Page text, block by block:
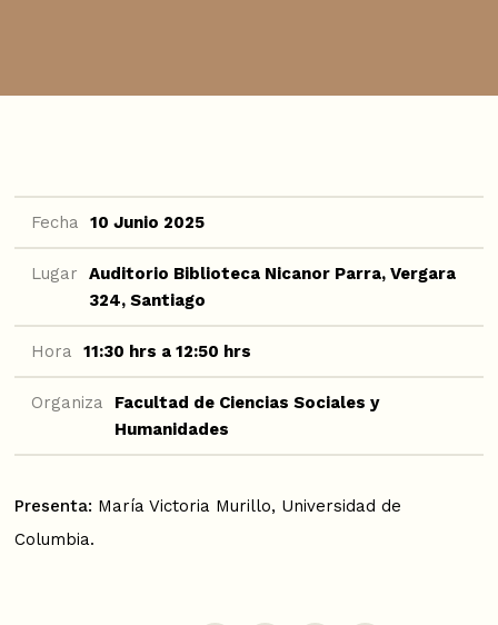
Fecha 10 Junio 2025
Lugar
Auditorio Biblioteca Nicanor Parra, Vergara
324, Santiago
Hora 11:30 hrs a 12:50 hrs
Organiza
Facultad de Ciencias Sociales y
Humanidades
Presenta: María Victoria Murillo, Universidad de
Columbia.